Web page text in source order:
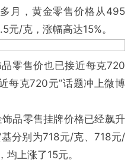
月，黄金零售价格从495
元/克，涨幅高达15%。
零售价也已接近每克720
每克720元”话题冲上微博
品零售挂牌价格已经飙升
分别为718元/克、718元/
上涨了15元。